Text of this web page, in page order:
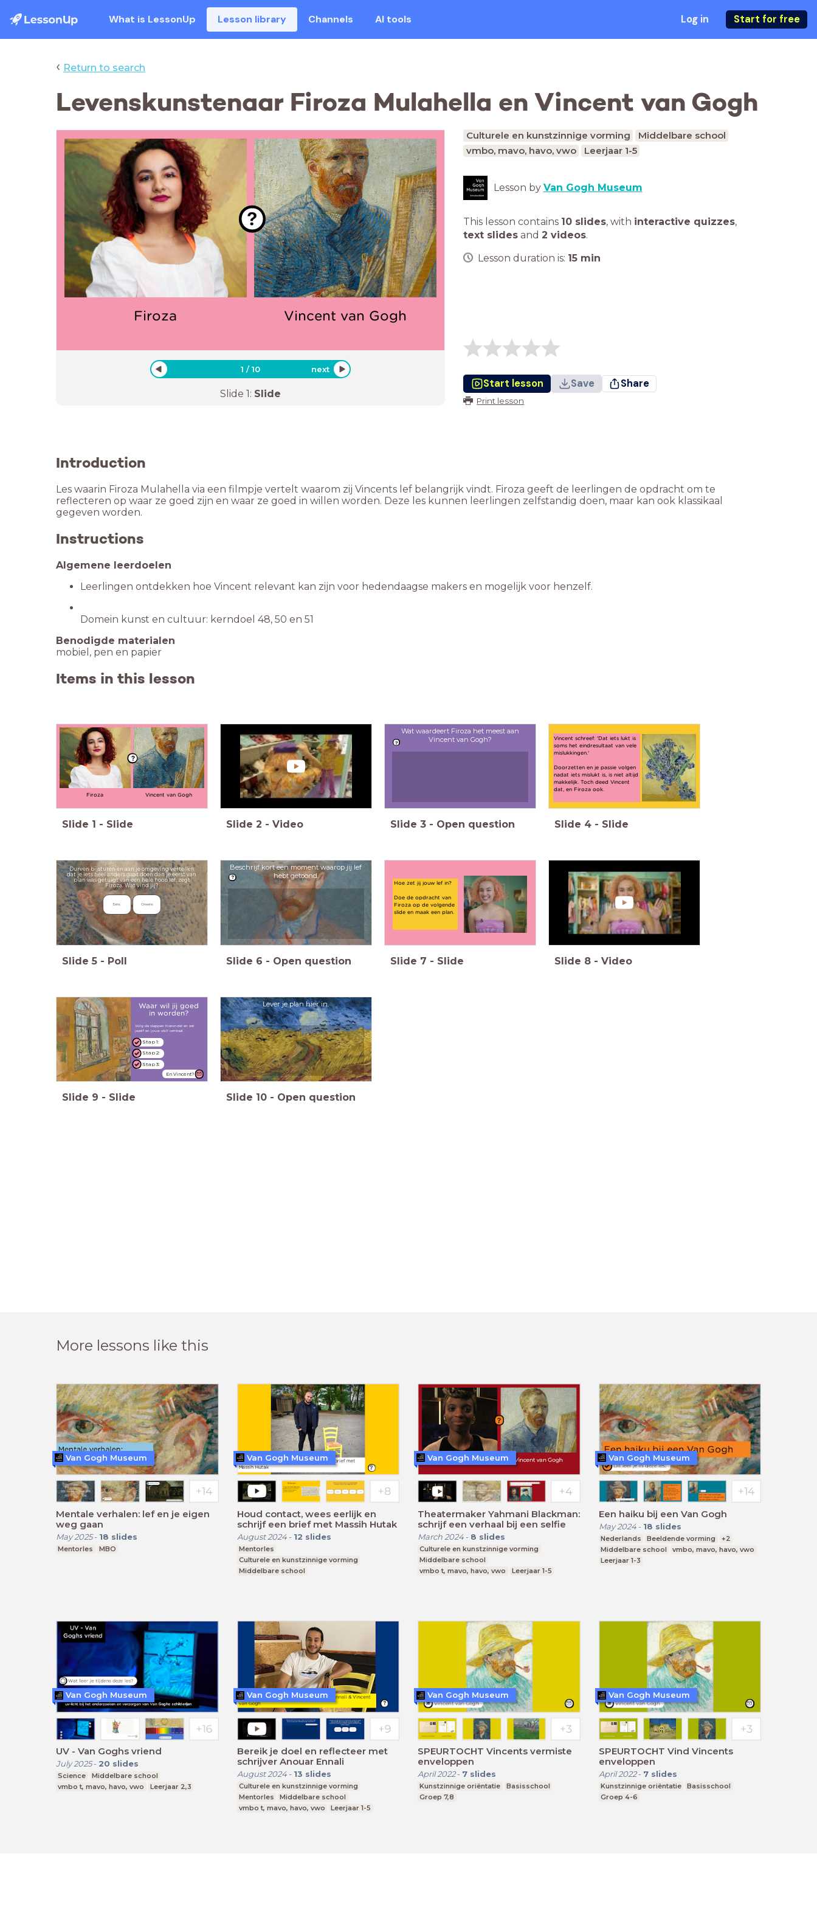
What is LessonUp Lesson library Channels AI tools Log in Start for free
‹ Return to search
Levenskunstenaar Firoza Mulahella en Vincent van Gogh
Firoza Vincent van Gogh
1 /10 next
Slide 1: Slide
Culturele en kunstzinnige vorming
Middelbare school
vmbo, mavo, havo, vwo
Leerjaar 1-5
Lesson by Van Gogh Museum
This lesson contains 10 slides, with interactive quizzes,
text slides and 2 videos.
Lesson duration is: 15 min
Start lesson Save Share
Print lesson
Introduction
Les waarin Firoza Mulahella via een filmpje vertelt waarom zij Vincents lef belangrijk vindt. Firoza geeft de leerlingen de opdracht om te
reflecteren op waar ze goed zijn en waar ze goed in willen worden. Deze les kunnen leerlingen zelfstandig doen, maar kan ook klassikaal
gegeven worden.
Instructions
Domein kunst en cultuur: kerndoel 48, 50 en 51
mobiel, pen en papier
Items in this lesson
Firoza Vincent van Gogh
Slide 1 - Slide Slide 2 - Video
Wat waardeert Firoza het meest aan
Vincent van Gogh?
Slide 3 - Open question
Vincent schreef: 'Dat iets lukt is
soms het eindresultaat van vele
mislukkingen.'
Doorzetten en je passie volgen
nadat iets mislukt is, is niet altijd
makkelijk. Toch deed Vincent
dat, en Firoza ook.
Slide 4 - Slide
Durven bijsturen en aan je omgeving vertellen
dat je iets heel anders gaat doen dan je eerst van
plan was getuigt van een hele hoop lef, zegt
Firoza. Wat vind jij?
Eens Oneens
Slide 5 - Poll
Beschrijf kort een moment waarop jij lef
hebt getoond.
Slide 6 - Open question
Hoe zet jij jouw lef in?
Doe de opdracht van
Firoza op de volgende
slide en maak een plan.
Slide 7 - Slide Slide 8 - Video
Waar wil jij goed
in worden?
Volg de stappen hieronder en zet
jezelf en jouwskill centraal.
Stap 2:
Stap 1:
En Vincent?
Stap 3:
Slide 9 - Slide
Lever je plan hier in.
Slide 10 - Open question
More lessons like this
Mentale verhalen: lef en je eigen
weg gaan
May 2025- 18 slides
Mentorles MBO
Van Gogh Museum
Houd contact, wees eerlijk en
schrijf een brief met Massih Hutak
August 2024- 12 slides
Mentorles
Culturele en kunstzinnige vorming
Middelbare school
Van Gogh Museum
Theatermaker Yahmani Blackman:
schrijf een verhaal bij een selfie
March 2024- 8 slides
Culturele en kunstzinnige vorming
Middelbare school
vmbo t, mavo, havo, vwo
Leerjaar 1-5
Van Gogh Museum
Een haiku bij een Van Gogh
May 2024- 18 slides
Nederlands Beeldende vorming
+2
Middelbare school
vmbo, mavo, havo, vwo
Leerjaar 1-3
Van Gogh Museum
UV - Van Goghs vriend
July 2025- 20 slides
Science
Middelbare school
vmbo t, mavo, havo, vwo
Leerjaar 2,3
Van Gogh Museum
Bereik je doel en reflecteer met
schrijver Anouar Ennali
August 2024- 13 slides
Culturele en kunstzinnige vorming
Mentorles
Middelbare school
vmbo t, mavo, havo, vwo
Leerjaar 1-5
Van Gogh Museum
SPEURTOCHT Vincents vermiste
enveloppen
April 2022- 7 slides
Kunstzinnige oriëntatie
Basisschool
Groep 7,8
Van Gogh Museum
SPEURTOCHT Vind Vincents
enveloppen
April 2022- 7 slides
Kunstzinnige oriëntatie
Basisschool
Groep 4-6
Van Gogh Museum